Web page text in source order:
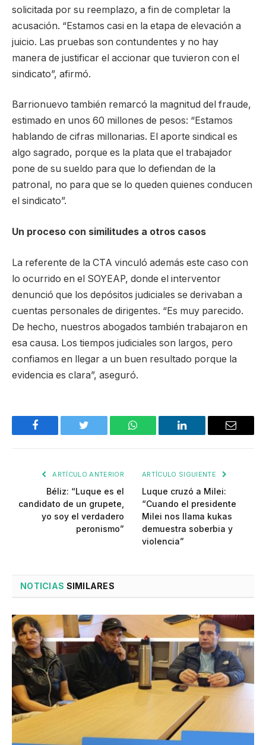
solicitada por su reemplazo, a fin de completar la
acusación. “Estamos casi en la etapa de elevación a
juicio. Las pruebas son contundentes y no hay
manera de justificar el accionar que tuvieron con el
sindicato”, afirmó.
Barrionuevo también remarcó la magnitud del fraude,
estimado en unos 60 millones de pesos: “Estamos
hablando de cifras millonarias. El aporte sindical es
algo sagrado, porque es la plata que el trabajador
pone de su sueldo para que lo defiendan de la
patronal, no para que se lo queden quienes conducen
el sindicato”.
Un proceso con similitudes a otros casos
La referente de la CTA vinculó además este caso con
lo ocurrido en el SOYEAP, donde el interventor
denunció que los depósitos judiciales se derivaban a
cuentas personales de dirigentes. “Es muy parecido.
De hecho, nuestros abogados también trabajaron en
esa causa. Los tiempos judiciales son largos, pero
confiamos en llegar a un buen resultado porque la
evidencia es clara”, aseguró.
Facebook Twitter WhatsApp LinkedIn Email
ARTÍCULO ANTERIOR
Béliz: “Luque es el
candidato de un grupete,
yo soy el verdadero
peronismo”
ARTÍCULO SIGUIENTE
Luque cruzó a Milei:
“Cuando el presidente
Milei nos llama kukas
demuestra soberbia y
violencia”
NOTICIAS SIMILARES